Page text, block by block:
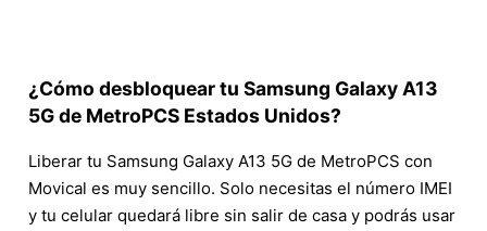
¿Cómo desbloquear tu Samsung Galaxy A13
5G de MetroPCS Estados Unidos?
Liberar tu Samsung Galaxy A13 5G de MetroPCS con
Movical es muy sencillo. Solo necesitas el número IMEI
y tu celular quedará libre sin salir de casa y podrás usar